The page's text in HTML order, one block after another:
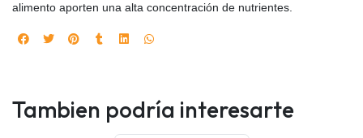
alimento aporten una alta concentración de nutrientes.
Tambien podría interesarte